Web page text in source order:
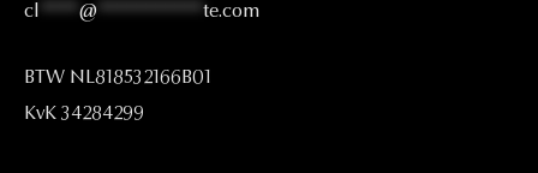
cl **** @ ***********te.com
BTW NL818532166B01
KvK 34284299